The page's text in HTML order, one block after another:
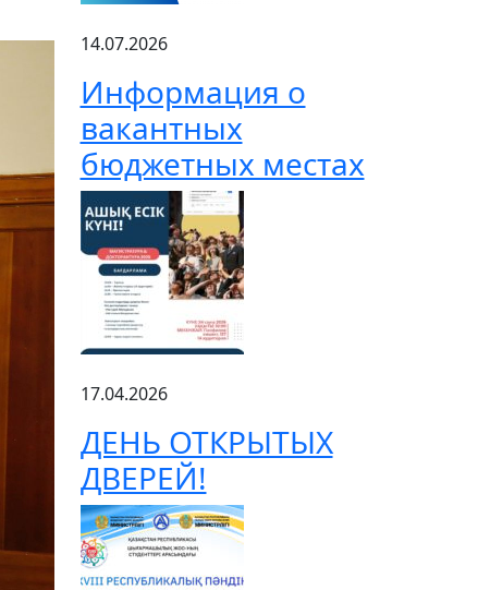
14.07.2026
Информация о
вакантных
бюджетных местах
17.04.2026
ДЕНЬ ОТКРЫТЫХ
ДВЕРЕЙ!